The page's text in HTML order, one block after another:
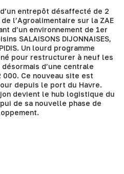
entrepôt désaffecté de 2
l’Agroalimentaire sur la ZAE
d’un environnement de 1er
SALAISONS DIJONNAISES,
Un lourd programme
pour restructurer à neuf les
d’une centrale
Ce nouveau site est
depuis le port du Havre.
devient le hub logistique du
de sa nouvelle phase de